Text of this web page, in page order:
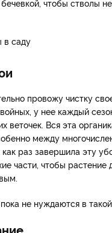
чтобы стволы не
провожу чистку
у нее каждый
веточек. Вся эта
между
раз завершила эту
части, чтобы
не нуждаются в такой